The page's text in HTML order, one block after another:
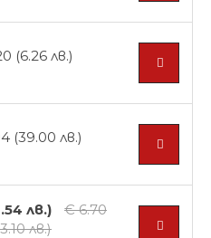
(6.26 лв.)
(39.00 лв.)
лв.)
€ 6.70
лв.)